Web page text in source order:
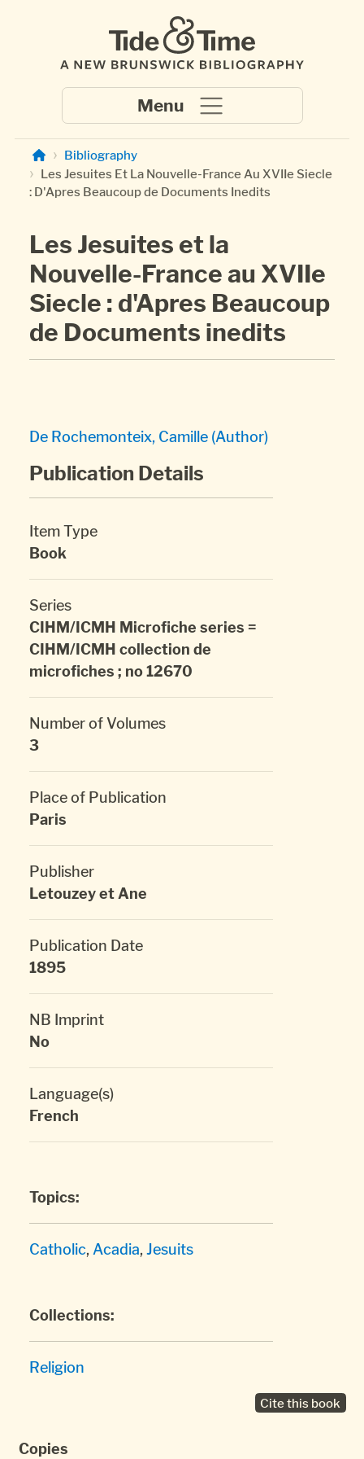
Bibliography
Les Jesuites Et La Nouvelle-France Au XVIIe Siecle
: D'Apres Beaucoup de Documents Inedits
Les Jesuites et la
Nouvelle-France au XVIIe
Siecle : d'Apres Beaucoup
de Documents inedits
De Rochemonteix, Camille (Author)
Publication Details
Item Type
Book
Series
CIHM/ICMH Microfiche series =
CIHM/ICMH collection de
microfiches ; no 12670
Number of Volumes
3
Place of Publication
Paris
Publisher
Letouzey et Ane
Publication Date
1895
NB Imprint
No
Language(s)
French
Topics:
Catholic, Acadia, Jesuits
Collections:
Religion
Cite this book
Copies